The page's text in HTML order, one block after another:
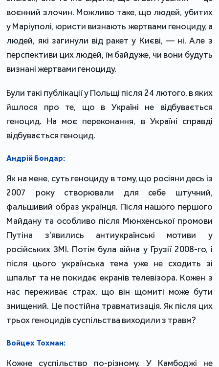
воєнний злочин. Можливо таке, що людей, убитих
у Маріуполі, юристи визнають жертвами геноциду, а
людей, які загинули від ракет у Києві, — ні. Але з
перспективи цих людей, їм байдуже, чи вони будуть
визнані жертвами геноциду.
Були такі публікації у Польщі після 24 лютого, в яких
йшлося про те, що в Україні не відбувається
геноцид. На моє переконання, в Україні справді
відбувається геноцид.
Андрій Бондар:
Як на мене, суть геноциду в тому, що росіяни десь із
2007 року створювали для себе штучний,
фальшивий образ українця. Після нашого першого
Майдану та особливо після Мюнхенської промови
Путіна з'явились антиукраїнські мотиви у
російських ЗМІ. Потім була війна у Грузії 2008-го, і
після цього українська тема уже не сходить зі
шпальт та не покидає екранів телевізора. Кожен з
нас переживає страх, що він щомиті може бути
знищений. Це постійна травматизація. Як після цих
трьох геноцидів суспільства виходили з травм?
Войцех Тохман:
Кожне суспільство по-різному. У Камбоджі не